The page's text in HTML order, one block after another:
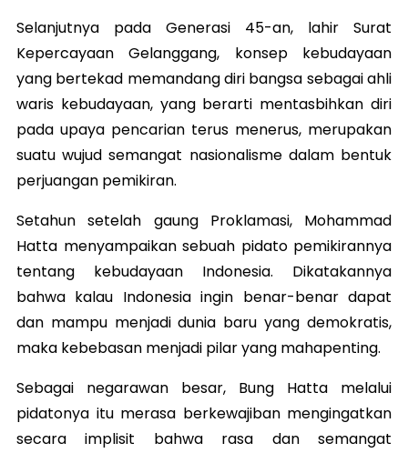
Selanjutnya pada Generasi 45-an, lahir Surat
Kepercayaan Gelanggang, konsep kebudayaan
yang bertekad memandang diri bangsa sebagai ahli
waris kebudayaan, yang berarti mentasbihkan diri
pada upaya pencarian terus menerus, merupakan
suatu wujud semangat nasionalisme dalam bentuk
perjuangan pemikiran.
Setahun setelah gaung Proklamasi, Mohammad
Hatta menyampaikan sebuah pidato pemikirannya
tentang kebudayaan Indonesia. Dikatakannya
bahwa kalau Indonesia ingin benar-benar dapat
dan mampu menjadi dunia baru yang demokratis,
maka kebebasan menjadi pilar yang mahapenting.
Sebagai negarawan besar, Bung Hatta melalui
pidatonya itu merasa berkewajiban mengingatkan
secara implisit bahwa rasa dan semangat